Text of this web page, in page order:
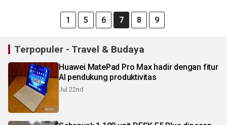
1 5 6 7 8 9
Terpopuler - Travel & Budaya
Huawei MatePad Pro Max hadir dengan fitur
AI pendukung produktivitas
Jul 22nd